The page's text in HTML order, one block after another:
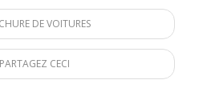
DE VOITURES
PARTAGEZ CECI